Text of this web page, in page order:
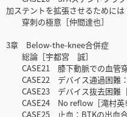
加ステントを拡張させるためには
穿刺の極意［仲間達也］
3章 Below-the-knee合併症
総論［宇都宮 誠］
CASE21 膝下動脈での血管穿
CASE22 デバイス通過困難：
CASE23 デバイス抜去困難
CASE24 No reflow［滝村英
CASE25 止血：BTKの出血